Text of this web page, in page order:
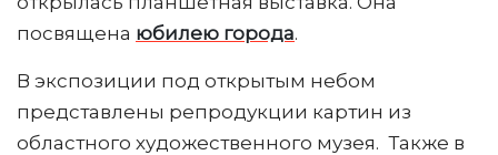
посвящена юбилею города.
В экспозиции под открытым небом
представлены репродукции картин из
областного художественного музея. Также в